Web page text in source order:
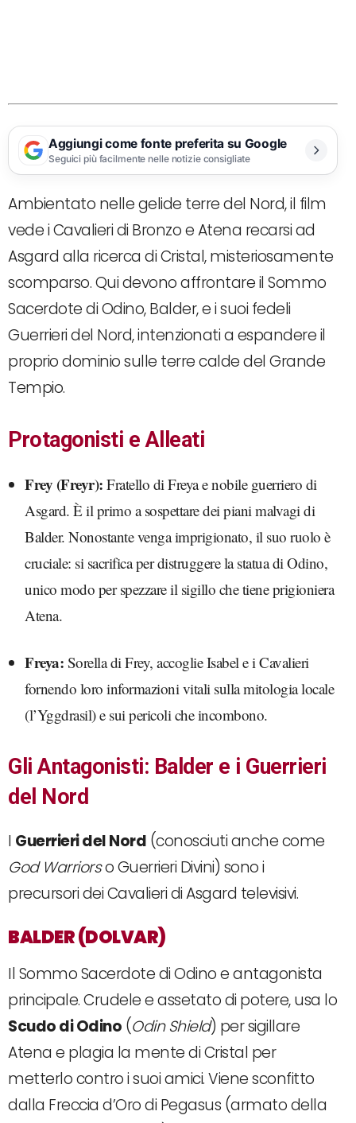
Aggiungi come fonte preferita su Google
Seguici più facilmente nelle notizie consigliate
Ambientato nelle gelide terre del Nord, il film
vede i Cavalieri di Bronzo e Atena recarsi ad
Asgard alla ricerca di Cristal, misteriosamente
scomparso. Qui devono affrontare il Sommo
Sacerdote di Odino, Balder, e i suoi fedeli
Guerrieri del Nord, intenzionati a espandere il
proprio dominio sulle terre calde del Grande
Tempio.
Protagonisti e Alleati
Frey (Freyr): Fratello di Freya e nobile guerriero di
Asgard. È il primo a sospettare dei piani malvagi di
Balder. Nonostante venga imprigionato, il suo ruolo è
cruciale: si sacrifica per distruggere la statua di Odino,
unico modo per spezzare il sigillo che tiene prigioniera
Atena.
Freya: Sorella di Frey, accoglie Isabel e i Cavalieri
fornendo loro informazioni vitali sulla mitologia locale
(l’Yggdrasil) e sui pericoli che incombono.
Gli Antagonisti: Balder e i Guerrieri
del Nord
I Guerrieri del Nord (conosciuti anche come
God Warriorso Guerrieri Divini) sono i
precursori dei Cavalieri di Asgard televisivi.
BALDER (DOLVAR)
Il Sommo Sacerdote di Odino e antagonista
principale. Crudele e assetato di potere, usa lo
Scudo di Odino (Odin Shield) per sigillare
Atena e plagia la mente di Cristal per
metterlo contro i suoi amici. Viene sconfitto
dalla Freccia d’Oro di Pegasus (armato della